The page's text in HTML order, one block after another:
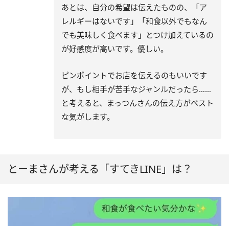
あとは、自分の希望は伝えたものの、「ア
レルギーはないです」「和食以外でもなん
でも美味しく食べます」とつけ加えているの
が好感度が高いです。優しい。
ピンポイントでお店を伝えるのもいいです
が、もし相手が苦手なジャンルだったら……
と考えると、まっつんさんの伝え方がベスト
な気がします。
とーまさんが考える「すてきLINE」は？